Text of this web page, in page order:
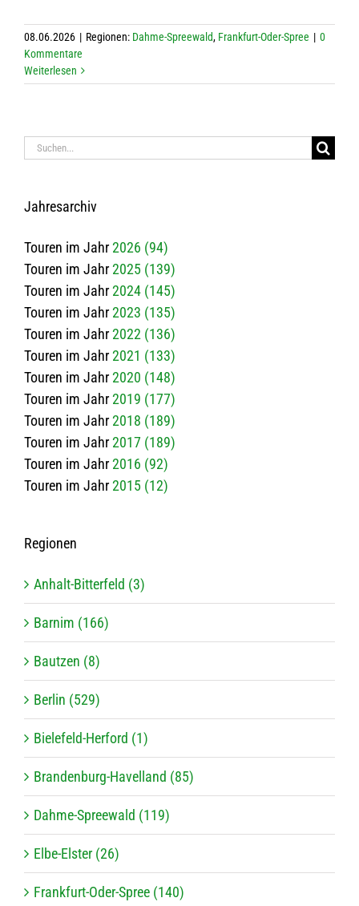
08.06.2026 | Regio­nen: Dahme-Spree­wald, Frank­furt-Oder-Spree | 0
Kom­men­tare
Wei­ter­le­sen
Suche
Jah­res­ar­chiv
Tou­ren im Jahr2026 (94)
Tou­ren im Jahr2025 (139)
Tou­ren im Jahr2024 (145)
Tou­ren im Jahr2023 (135)
Tou­ren im Jahr2022 (136)
Tou­ren im Jahr2021 (133)
Tou­ren im Jahr2020 (148)
Tou­ren im Jahr2019 (177)
Tou­ren im Jahr2018 (189)
Tou­ren im Jahr2017 (189)
Tou­ren im Jahr2016 (92)
Tou­ren im Jahr2015 (12)
Regio­nen
Anhalt-Bit­ter­feld (3)
Bar­nim (166)
Baut­zen (8)
Ber­lin (529)
Bie­le­feld-Her­ford (1)
Bran­den­burg-Havel­land (85)
Dahme-Spree­wald (119)
Elbe-Els­ter (26)
Frank­furt-Oder-Spree (140)